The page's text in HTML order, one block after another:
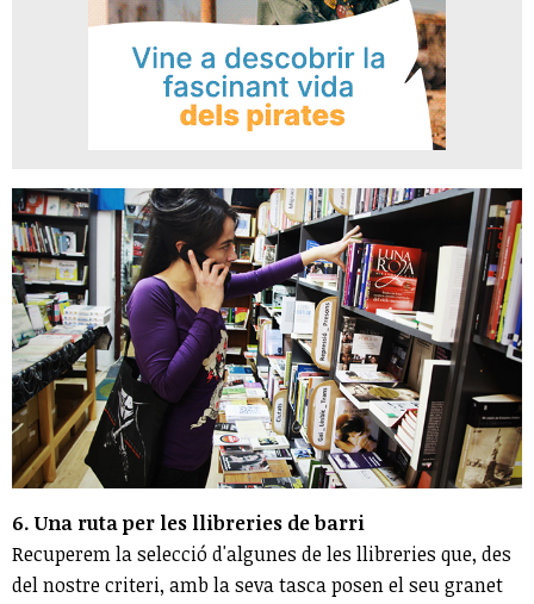
6. Una ruta per les llibreries de barri
Recuperem la selecció d'algunes de les llibreries que, des
del nostre criteri, amb la seva tasca posen el seu granet